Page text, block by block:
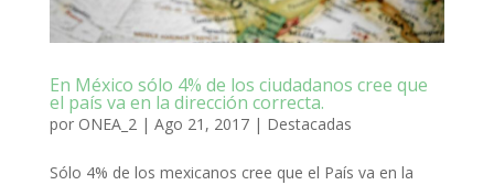
En México sólo 4% de los ciudadanos cree que
el país va en la dirección correcta.
por ONEA_2| Ago 21, 2017| Destacadas
Sólo 4% de los mexicanos cree que el País va en la